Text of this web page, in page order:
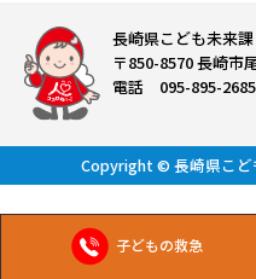
子どもの救急
長崎県こども未来課
〒850-8570 長崎市
電話 095-895-
Copyright © 長崎県こど